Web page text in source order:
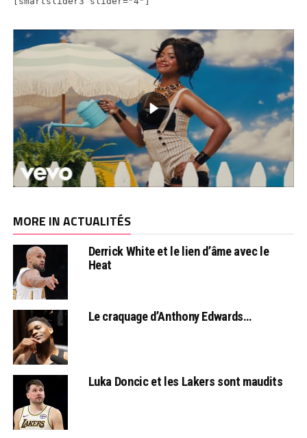
MORE IN ACTUALITÉS
Derrick White et le lien d’âme avec le
Heat
Le craquage d’Anthony Edwards…
Luka Doncic et les Lakers sont maudits